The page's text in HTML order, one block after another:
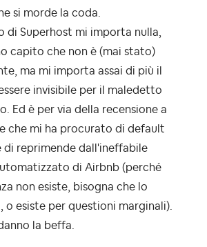
si morde la coda.
di Superhost mi importa nulla,
capito che non è (mai stato)
ma mi importa assai di più il
invisibile per il maledetto
Ed è per via della recensione a
che mi ha procurato di default
di reprimende dall'ineffabile
di Airbnb (perché
non esiste, bisogna che lo
o esiste per questioni marginali).
la beffa.